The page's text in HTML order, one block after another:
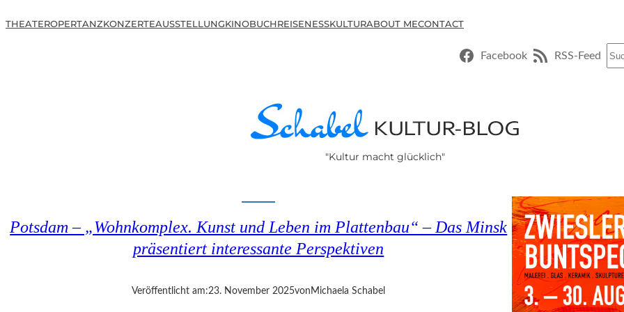
THEATEROPERTANZKONZERTEAUSSTELLUNGKINOBUCHREISENESSKULTURABOUT MECONTACT
Facebook RSS-Feed
"Kultur macht glücklich"
Potsdam – „Wohnkomplex. Kunst und Leben im Plattenbau“ – Das Minsk
präsentiert interessante Perspektiven
Veröffentlicht am:23. November 2025von Michaela Schabel